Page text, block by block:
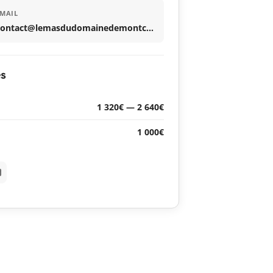
contact@lemasdudomainedemontcalm.com
1 320€ — 2 640€
1 000€